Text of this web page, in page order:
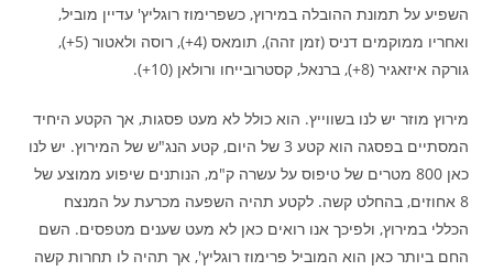
השפיע על תמונת ההובלה במירוץ, כשפרימוז רוגליץ' עדיין מוביל,
ואחריו ממוקמים דניס (זמן זהה), תומאס (4+), רוסה ולאטור (5+),
גורקה איזאגיר (8+), ברנאל, קסטרובייחו ורולאן (10+).
מירוץ מוזר יש לנו בשווייץ. הוא כולל לא מעט פסגות, אך הקטע היחיד
המסתיים בפסגה הוא קטע 3 של היום, קטע הנג"ש של המירוץ. יש לנו
כאן 800 מטרים של טיפוס על עשרה ק"מ, הנותנים שיפוע ממוצע של
8 אחוזים, בהחלט קשה. לקטע תהיה השפעה מכרעת על המנצח
הכללי במירוץ, ולפיכך אנו רואים כאן לא מעט שענים מטפסים. השם
החם ביותר כאן הוא המוביל פרימוז רוגליץ', אך תהיה לו תחרות קשה